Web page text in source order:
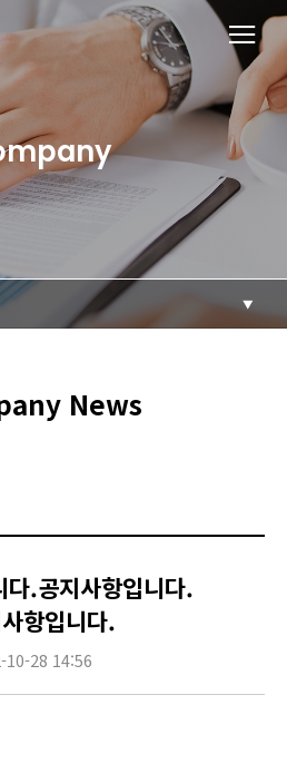
News
다.공지사항입니다.
항입니다.
10-28 14:56